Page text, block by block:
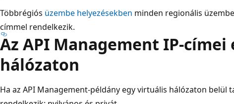
Többrégiós üzembe helyezésekben minden regionális
címmel rendelkezik.
Az API Management IP-
hálózaton
Ha az API Management-példány egy virtuális hálózaton belül